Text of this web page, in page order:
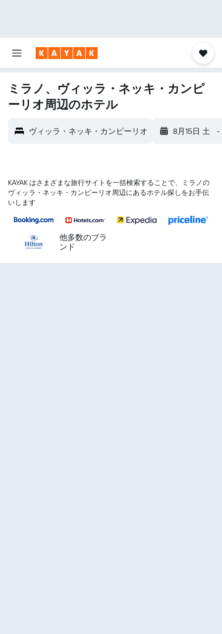
ミラノ、ヴィッラ・ネッキ・カンピ
ーリオ周辺のホテル
ヴィッラ・ネッキ・カンピーリオ 8月15日 土 -
KAYAK はさまざまな旅行サイトを一括検索することで、ミラノ​の
ヴィッラ・ネッキ・カンピーリオ​周辺にあるホテル探しをお手伝
いします
他多数のブラ
ンド